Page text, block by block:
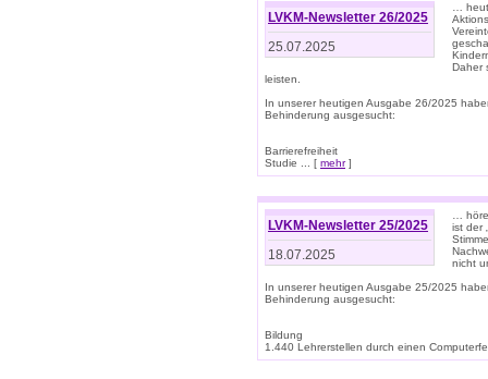
LVKM-Newsletter 26/2025
25.07.2025
…
Daher
leisten.
In unserer heutigen Ausgabe 26/2025
Behinderung ausgesucht:
Barrierefreiheit
Studie ... [ mehr]
LVKM-Newsletter 25/2025
18.07.2025
…
ist der
nicht
In unserer heutigen Ausgabe 25/2025
Behinderung ausgesucht:
Bildung
1.440 Lehrerstellen durch einen